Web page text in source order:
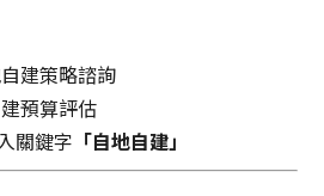
建策略諮詢
預算評估
關鍵字 「自地自建」